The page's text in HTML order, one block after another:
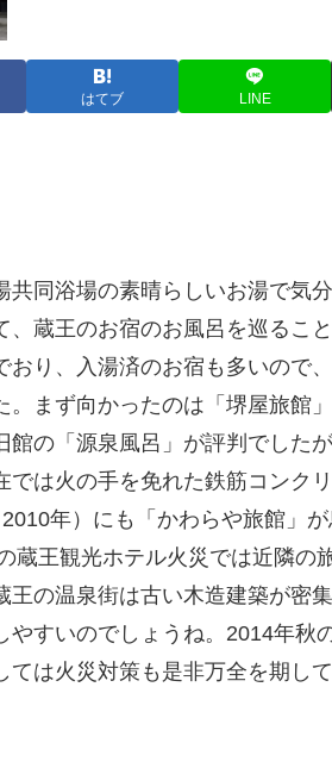
はてブ LINE
同浴場の素晴らしいお湯で気
蔵王のお宿のお風呂を巡るこ
り、入湯済のお宿も多いので
まず向かったのは「堺屋旅館」
館の「源泉風呂」が評判でした
では火の手を免れた鉄筋コンク
年）にも「かわらや旅館」
蔵王観光ホテル火災では近隣の
の温泉街は古い木造建築が密
すいのでしょうね。2014年秋
は火災対策も是非万全を期し